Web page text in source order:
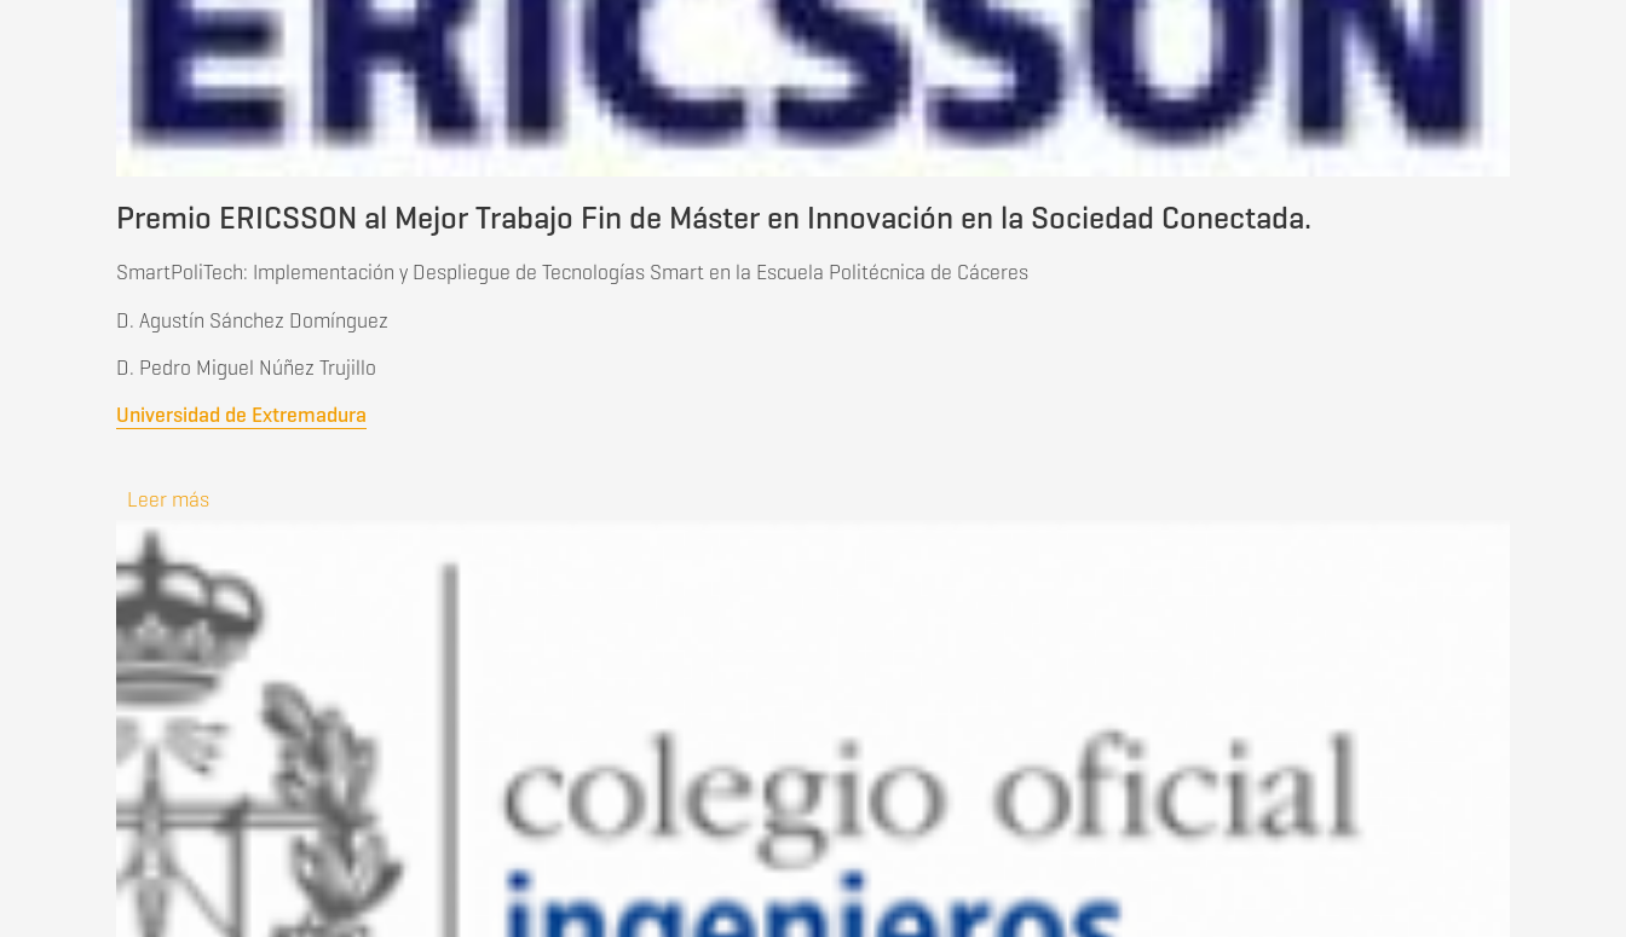
Premio ERICSSON al Mejor Trabajo Fin de Máster en Innovación en la Sociedad Conectada.
SmartPoliTech: Implementación y Despliegue de Tecnologías Smart en la Escuela Politécnica de Cáceres
D. Agustín Sánchez Domínguez
D. Pedro Miguel Núñez Trujillo
Universidad de Extremadura
Leer mássobre Premio ERICSSON al Mejor Trabajo Fin de Máster en Innovación en la Sociedad Conectada.